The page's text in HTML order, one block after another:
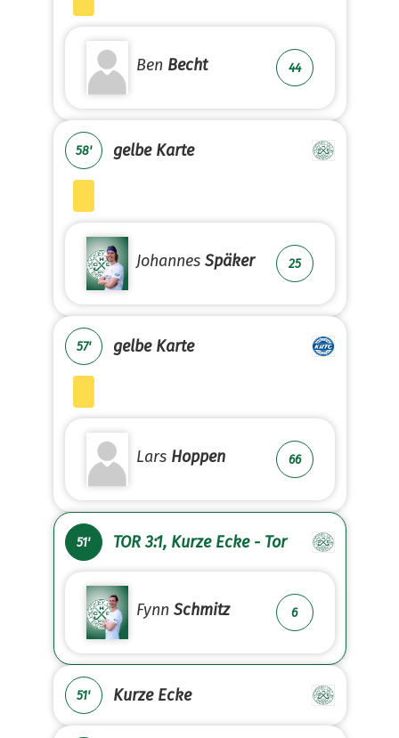
Ben Becht 44
58' gelbe Karte
Johannes Späker 25
57' gelbe Karte
Lars Hoppen 66
51' TOR 3:1, Kurze Ecke - Tor
Fynn Schmitz 6
51' Kurze Ecke